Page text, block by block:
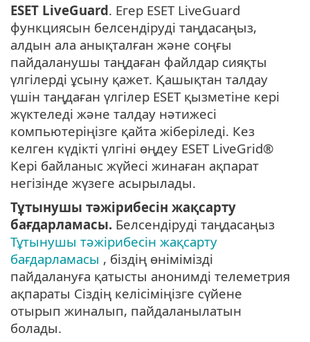
ESET LiveGuard. Егер ESET LiveGuard
функциясын белсендіруді таңдасаңыз,
алдын ала анықталған және соңғы
пайдаланушы таңдаған файлдар сияқты
үлгілерді ұсыну қажет. Қашықтан талдау
үшін таңдаған үлгілер ESET қызметіне кері
жүктеледі және талдау нәтижесі
компьютеріңізге қайта жіберіледі. Кез
келген күдікті үлгіні өңдеу ESET LiveGrid®
Кері байланыс жүйесі жинаған ақпарат
негізінде жүзеге асырылады.
Тұтынушы тәжірибесін жақсарту
бағдарламасы. Белсендіруді таңдасаңыз
Тұтынушы тәжірибесін жақсарту
бағдарламасы , біздің өнімімізді
пайдалануға қатысты анонимді телеметрия
ақпараты Сіздің келісіміңізге сүйене
отырып жиналып, пайдаланылатын
болады.